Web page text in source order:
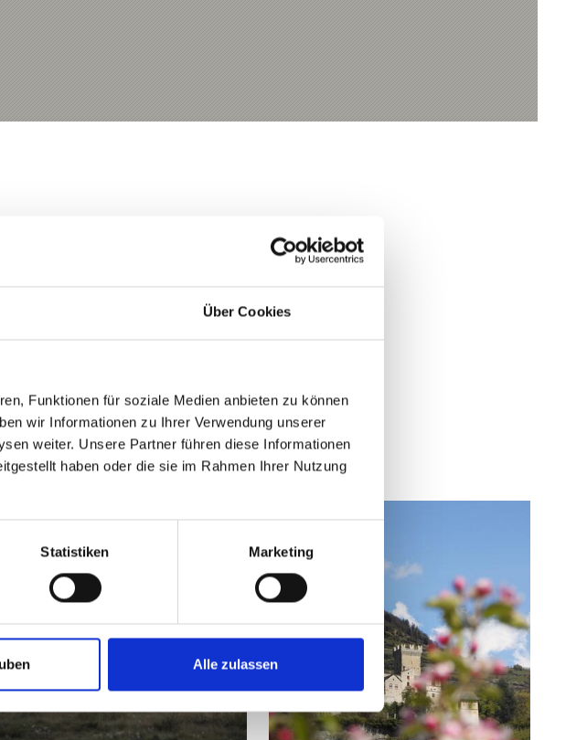
Über Cookies
Funktionen für soziale Medien anbieten zu können
wir Informationen zu Ihrer Verwendung unserer
weiter. Unsere Partner führen diese Informationen
haben oder die sie im Rahmen Ihrer Nutzung
Statistiken Marketing
Alle zulassen
Ja Nein